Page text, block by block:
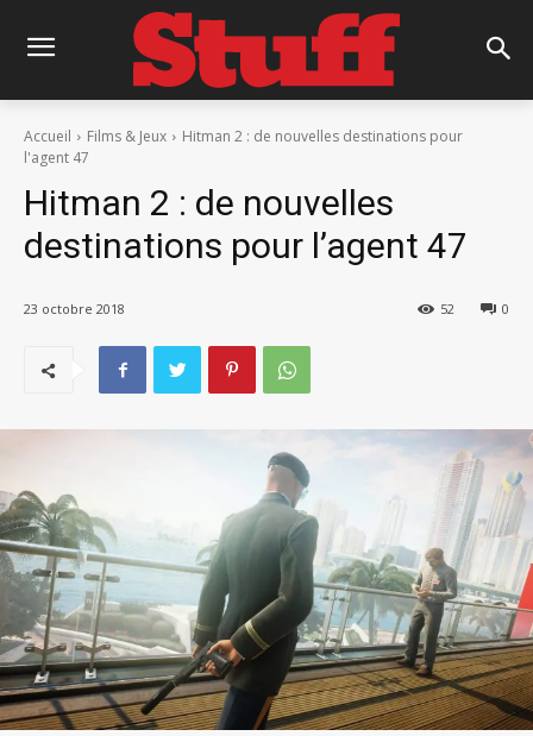
Accueil Films & Jeux
Hitman 2 : de nouvelles destinations pour
l'agent 47
Hitman 2 : de nouvelles
destinations pour l’agent 47
23 octobre 2018 0
52